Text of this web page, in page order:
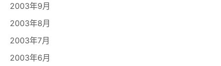
2003年9月
2003年8月
2003年7月
2003年6月